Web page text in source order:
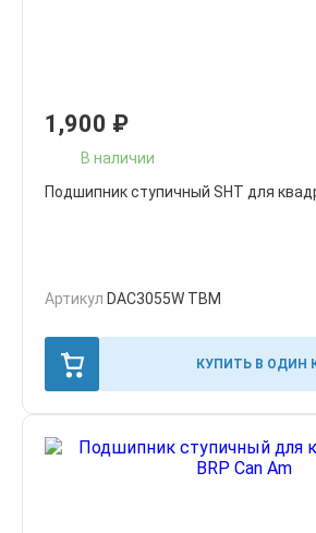
1,900 ₽
В наличии
Подшипник ступичный SHT для
Артикул DAC3055W TBM
КУПИТЬ В ОДИН